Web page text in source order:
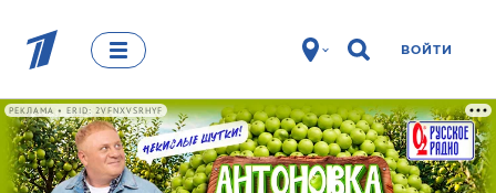
ВОЙТИ
РЕКЛАМА • ERID: 2VFNXVSRHYF